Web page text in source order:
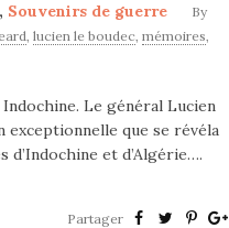
, Souvenirs de guerre
By
, lucien le boudec, mémoires,
Le général Lucien
exceptionnelle que se révéla
et d’Algérie….
Partager